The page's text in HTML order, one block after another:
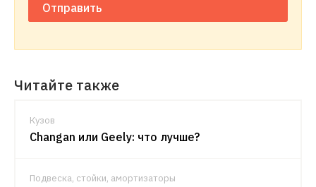
Отправить
Читайте также
Кузов
Changan или Geely: что лучше?
Подвеска, стойки, амортизаторы